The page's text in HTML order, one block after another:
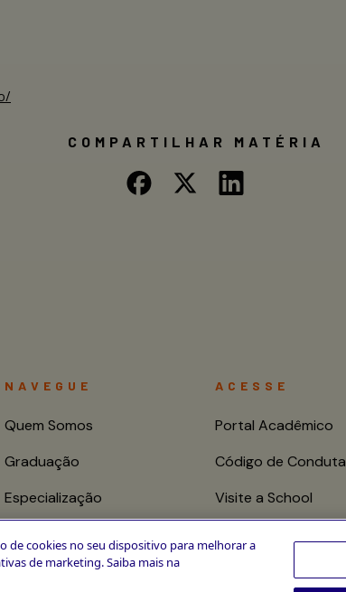
COMPARTILHAR MATÉRIA
NAVEGUE
Quem Somos
Graduação
Especialização
Cursos de Curta
ACESSE
Portal Acadêmico
Código de Conduta
Visite a School
de cookies no seu dispositivo para melhorar a
de marketing. Saiba mais na